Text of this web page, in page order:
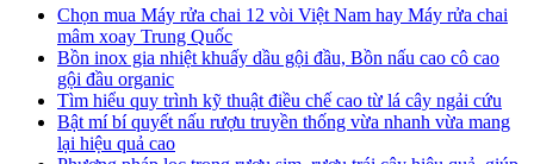
Chọn mua Máy rửa chai 12 vòi Việt Nam hay Máy rửa chai
mâm xoay Trung Quốc
Bồn inox gia nhiệt khuấy dầu gội đầu, Bồn nấu cao cô cao
gội đầu organic
Tìm hiểu quy trình kỹ thuật điều chế cao từ lá cây ngải cứu
Bật mí bí quyết nấu rượu truyền thống vừa nhanh vừa mang
lại hiệu quả cao